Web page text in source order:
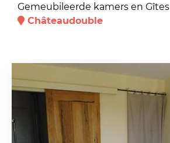
Gemeubileerde kamers en Gîtes
Châteaudouble